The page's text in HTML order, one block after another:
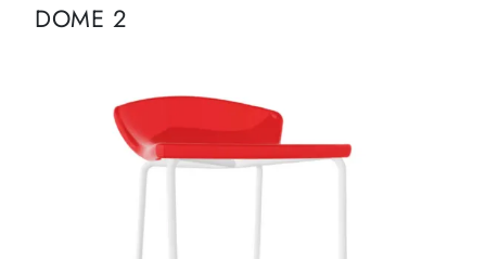
DOME 2